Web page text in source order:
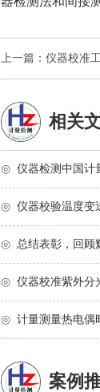
上一篇：仪器校准
相关
◎ 仪器检测中国计
◎ 仪器校验温度变
◎ 总结表彰，回顾
◎ 仪器校准紫外分
◎ 计量测量热电偶
案例